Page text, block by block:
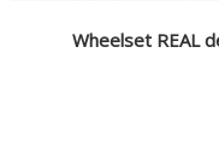
Wheelset REAL